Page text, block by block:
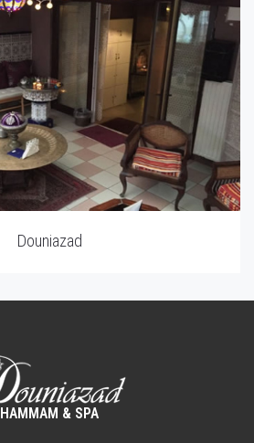
Douniazad
HAMMAM & SPA